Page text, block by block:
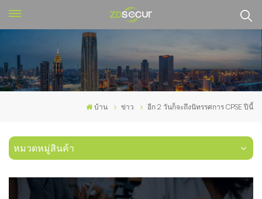
บ้าน ข่าว อีก 2 วันก็จะถึงนิทรรศการ CPSE ปีนี้
หมวดหมู่สินค้า